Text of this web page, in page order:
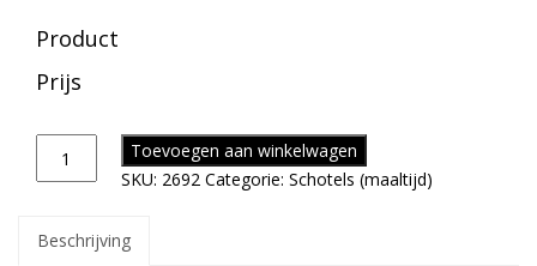
Product
Prijs
Toevoegen aan winkelwagen
SKU: 2692 Categorie: Schotels (maaltijd)
Beschrijving